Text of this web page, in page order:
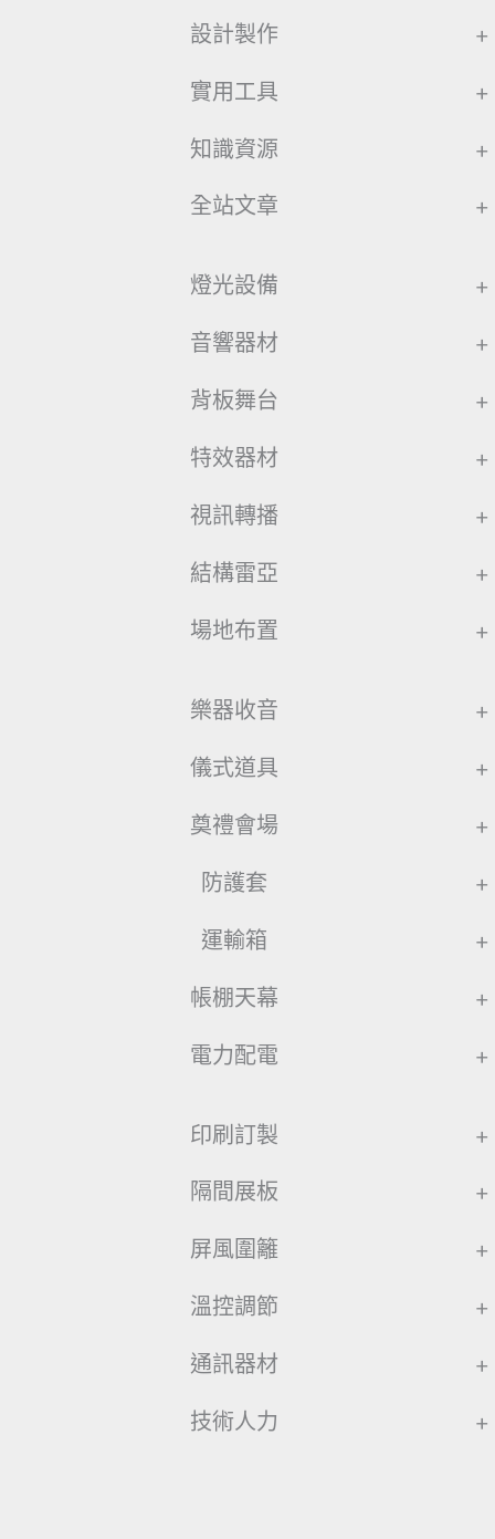
設計製作 +
實用工具 +
知識資源 +
全站文章 +
燈光設備 +
音響器材 +
背板舞台 +
特效器材 +
視訊轉播 +
結構雷亞 +
場地布置 +
樂器收音 +
儀式道具 +
奠禮會場 +
防護套 +
運輸箱 +
帳棚天幕 +
電力配電 +
印刷訂製 +
隔間展板 +
屏風圍籬 +
溫控調節 +
通訊器材 +
技術人力 +